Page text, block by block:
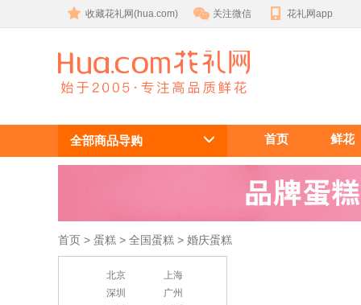
收藏花礼网(hua.com) 关注微信 花礼网app
婚庆蛋糕 婚
礼蛋糕
全部商品导购 首页 鲜花
首页 > 蛋糕 > 全国蛋糕 > 婚庆蛋糕
北京
上海
深圳
广州